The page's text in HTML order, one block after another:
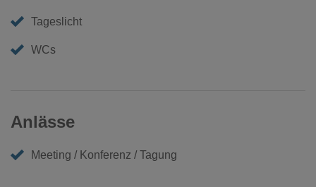
Tageslicht
WCs
Anlässe
Meeting / Konferenz / Tagung